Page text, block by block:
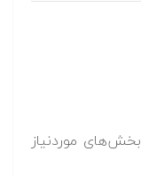
بخش‌های موردنیاز